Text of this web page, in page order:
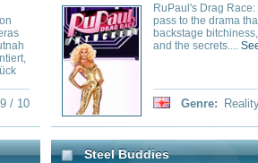
One Laughing Germany
German version of the comedic game show "Documental
(2016)" in which comedians try to be the last one laughing.
They have to make their opponents laugh, while staying
serious themselves.
Genre: Comedy,Reality-TV IMDb:7.5 / 10